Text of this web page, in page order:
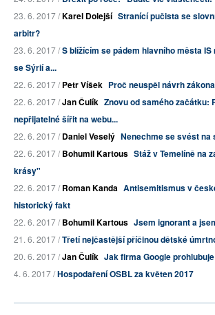
23. 6. 2017 /Karel Dolejší Stranící pučista se
arbitr?
23. 6. 2017 /S blížícím se pádem hlavního města
se Sýrií a...
22. 6. 2017 /Petr Víšek Proč neuspěl návrh
22. 6. 2017 /Jan Čulík Znovu od samého začátku:
nepřijatelné šířit na webu...
22. 6. 2017 /Daniel Veselý Nenechme se svést
22. 6. 2017 /Bohumil Kartous Stáž v Temelíně na
krásy"
22. 6. 2017 /Roman Kanda Antisemitismus v
historický fakt
22. 6. 2017 /Bohumil Kartous Jsem ignorant a
21. 6. 2017 /Třetí nejčastější příčinou dětské
20. 6. 2017 /Jan Čulík Jak firma Google
4. 6. 2017 /Hospodaření OSBL za květen 2017